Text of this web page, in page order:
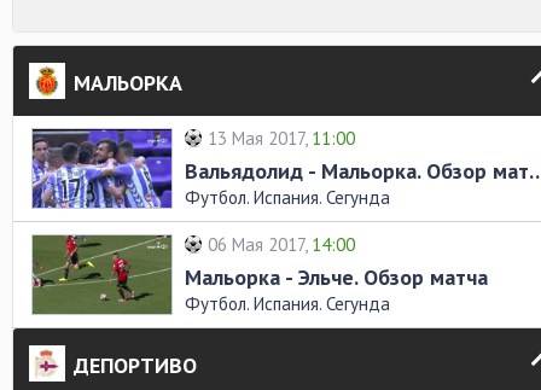
МАЛЬОРКА
13 Мая 2017, 11:00
Вальядолид -
Футбол. Испания. Сегунда
06 Мая 2017, 14:00
Мальорка - Эльче. Обзор матча
Футбол. Испания. Сегунда
ДЕПОРТИВО